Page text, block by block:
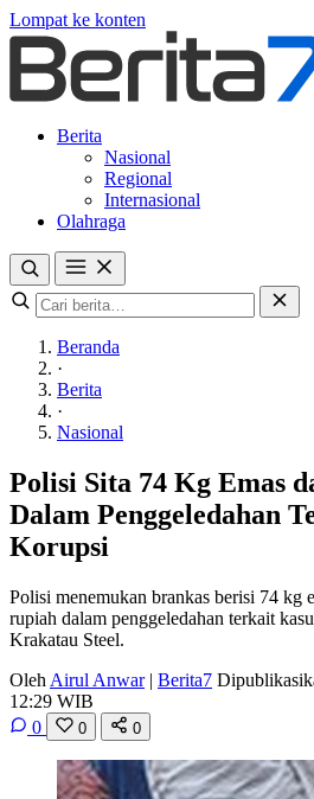
Lompat ke konten
Berita
Nasional
Regional
Internasional
Olahraga
Beranda
·
Berita
·
Nasional
Polisi Sita 74 Kg Emas
Dalam Penggeledahan
Korupsi
Polisi menemukan brankas berisi 74 kg
rupiah dalam penggeledahan terkait
Krakatau Steel.
Oleh Airul Anwar | Berita7
12:29 WIB
0
0 0